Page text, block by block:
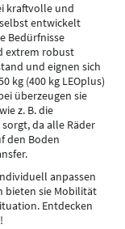
kraftvolle und
entwickelt
Bedürfnisse
extrem robust
und eignen sich
kg (400 kg LEOplus)
überzeugen sie
z. B. die
da alle Räder
den Boden
anpassen
bieten sie Mobilität
Entdecken